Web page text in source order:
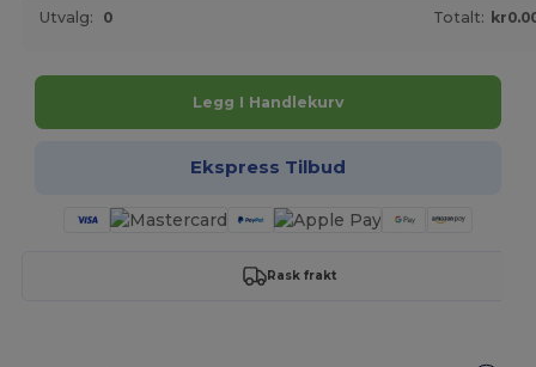
Utvalg: 0 Totalt:
Legg I Handlekurv
Ekspress Tilbud
Rask frakt